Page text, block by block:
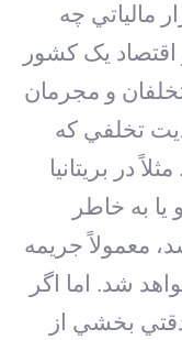
مالياتي چه
يک کشور
و مجرمان
تخلفي که
در بريتانيا
به خاطر
معمولاً جريمه
شد. اما اگر
بخشي از